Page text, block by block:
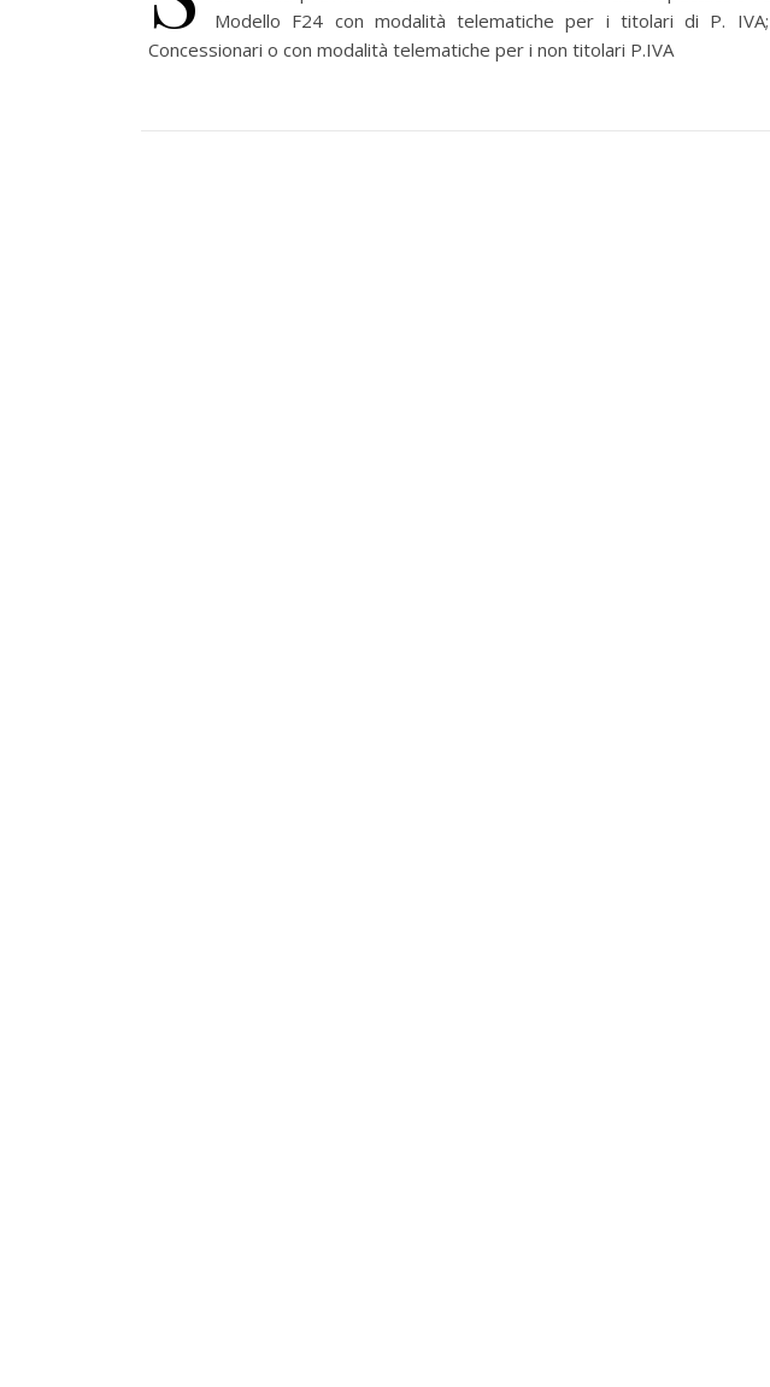
Modello F24 con modalità telematiche per i titolari di P.
Concessionari o con modalità telematiche per i non titolari P.IVA